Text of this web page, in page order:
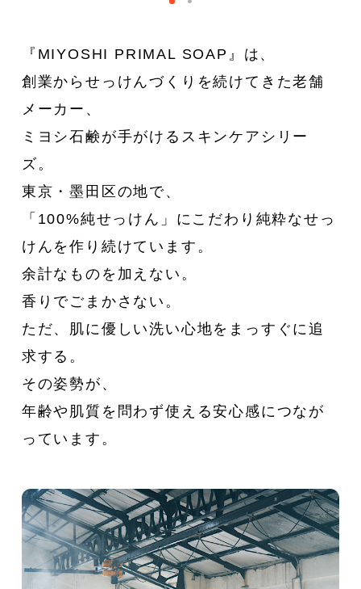
『MIYOSHI PRIMAL SOAP』は、
創業からせっけんづくりを続けてきた老舗
メーカー、
ミヨシ石鹸が手がけるスキンケアシリー
ズ。
東京・墨田区の地で、
「100%純せっけん」にこだわり純粋なせっ
けんを作り続けています。
余計なものを加えない。
香りでごまかさない。
ただ、肌に優しい洗い心地をまっすぐに追
求する。
その姿勢が、
年齢や肌質を問わず使える安心感につなが
っています。